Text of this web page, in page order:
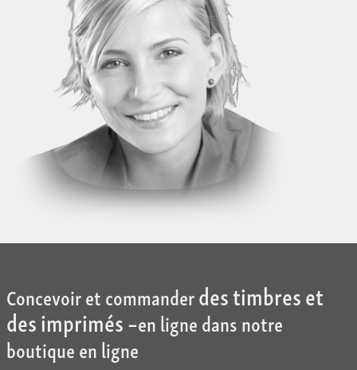
Concevoir et commanderdes timbres et
des imprimés –en ligne dans notre
boutique en ligne